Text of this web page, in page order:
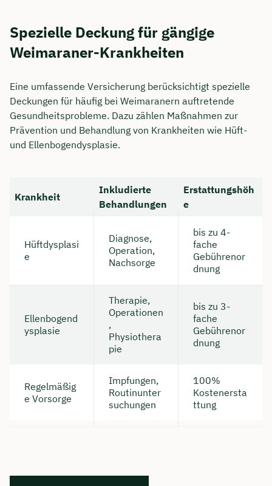
Spezielle Deckung für gängige
Weimaraner-Krankheiten
Eine umfassende Versicherung berücksichtigt spezielle
Deckungen für häufig bei Weimaranern auftretende
Gesundheitsprobleme. Dazu zählen Maßnahmen zur
Prävention und Behandlung von Krankheiten wie Hüft-
und Ellenbogendysplasie.
Krankheit
Inkludierte
Behandlungen
Erstattungshöh
e
Hüftdysplasi
e
Diagnose,
Operation,
Nachsorge
bis zu 4-
fache
Gebührenor
dnung
Ellenbogend
ysplasie
Therapie,
Operationen
,
Physiothera
pie
bis zu 3-
fache
Gebührenor
dnung
Regelmäßig
e Vorsorge
Impfungen,
Routinunter
suchungen
100%
Kostenersta
ttung